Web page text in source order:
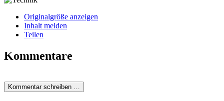
Originalgröße anzeigen
Inhalt melden
Teilen
Kommentare
Kommentar schreiben …